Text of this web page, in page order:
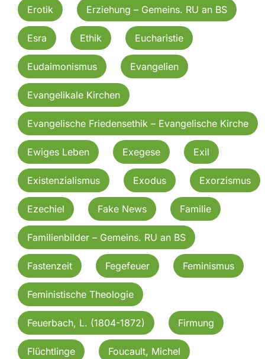
Erotik Erziehung – Gemeins. RU an BS
Esra Ethik Eucharistie
Eudaimonismus Evangelien
Evangelikale Kirchen
Evangelische Friedensethik – Evangelische Kirche
Ewiges Leben Exegese Exil
Existenzialismus Exodus Exorzismus
Ezechiel Fake News Familie
Familienbilder – Gemeins. RU an BS
Fastenzeit Fegefeuer Feminismus
Feministische Theologie
Feuerbach, L. (1804-1872) Firmung
Flüchtlinge Foucault, Michel